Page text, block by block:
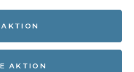
AKTION